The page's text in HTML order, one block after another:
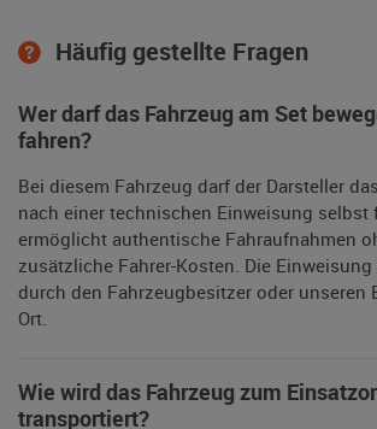
Häufig gestellte Fragen
Wer darf das Fahrzeug am Set
fahren?
Bei diesem Fahrzeug darf der Darsteller
nach einer technischen Einweisung selbst
ermöglicht authentische Fahraufnahmen
zusätzliche Fahrer-Kosten. Die
durch den Fahrzeugbesitzer oder unseren
Ort.
Wie wird das Fahrzeug zum
transportiert?